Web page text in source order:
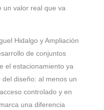
un valor real que va
Hidalgo y Ampliación
de conjuntos
el estacionamiento ya
diseño: al menos un
controlado y en
una diferencia